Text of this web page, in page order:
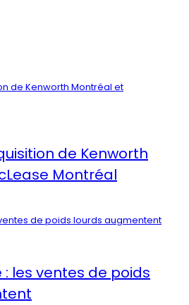
de Kenworth
Montréal
: les ventes de poids